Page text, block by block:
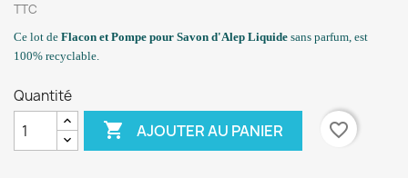
TTC
Ce lot de Flacon et Pompe pour Savon d'Alep Liquide sans parfum, est
100% recyclable.
Quantité
 AJOUTER AU PANIER favorite_border